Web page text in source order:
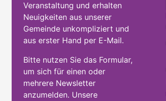
Veranstaltung und erhalten
Neuigkeiten aus unserer
Gemeinde unkompliziert und
aus erster Hand per E-Mail.
Bitte nutzen Sie das Formular,
um sich für einen oder
mehrere Newsletter
anzumelden. Unsere